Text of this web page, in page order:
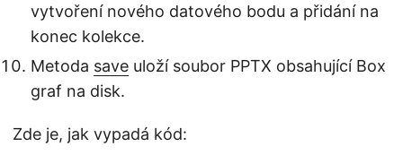
vytvoření nového datového bodu a přidání na
konec kolekce.
Metoda save uloží soubor PPTX obsahující Box
graf na disk.
Zde je, jak vypadá kód: